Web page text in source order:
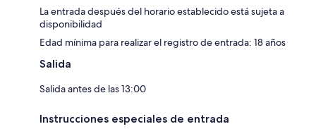
La entrada después del horario establecido está sujeta a
disponibilidad
Edad mínima para realizar el registro de entrada: 18 años
Salida
Salida antes de las 13:00
Instrucciones especiales de entrada